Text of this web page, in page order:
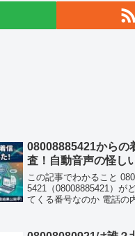
08008885421からの
査！自動音声の怪し
この記事でわかること
5421（08008885421）が
てくる番号なのか 電話の
共通するリスクと注意点